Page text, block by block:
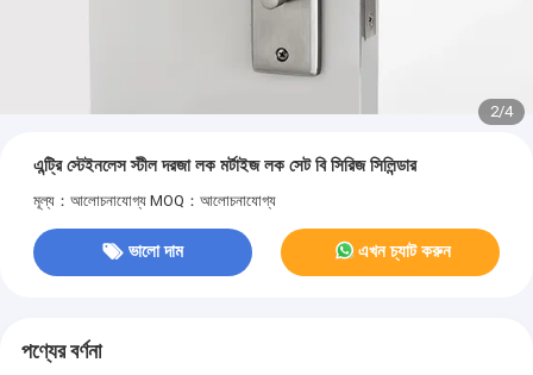
2/4
এন্ট্রি স্টেইনলেস স্টীল দরজা লক মর্টাইজ লক সেট বি সিরিজ সিলিন্ডার
মূল্য：আলোচনাযোগ্য MOQ：আলোচনাযোগ্য
ভালো দাম এখন চ্যাট করুন
পণ্যের বর্ণনা